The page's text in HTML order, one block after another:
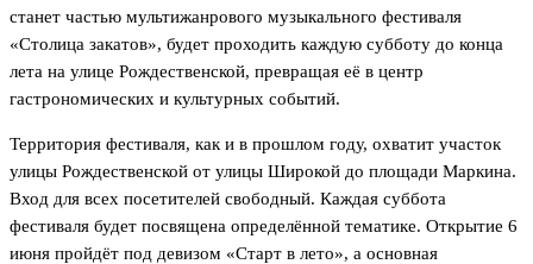
станет частью мультижанрового музыкального фестиваля
«Столица закатов», будет проходить каждую субботу до конца
лета на улице Рождественской, превращая её в центр
гастрономических и культурных событий.
Территория фестиваля, как и в прошлом году, охватит участок
улицы Рождественской от улицы Широкой до площади Маркина.
Вход для всех посетителей свободный. Каждая суббота
фестиваля будет посвящена определённой тематике. Открытие 6
июня пройдёт под девизом «Старт в лето», а основная